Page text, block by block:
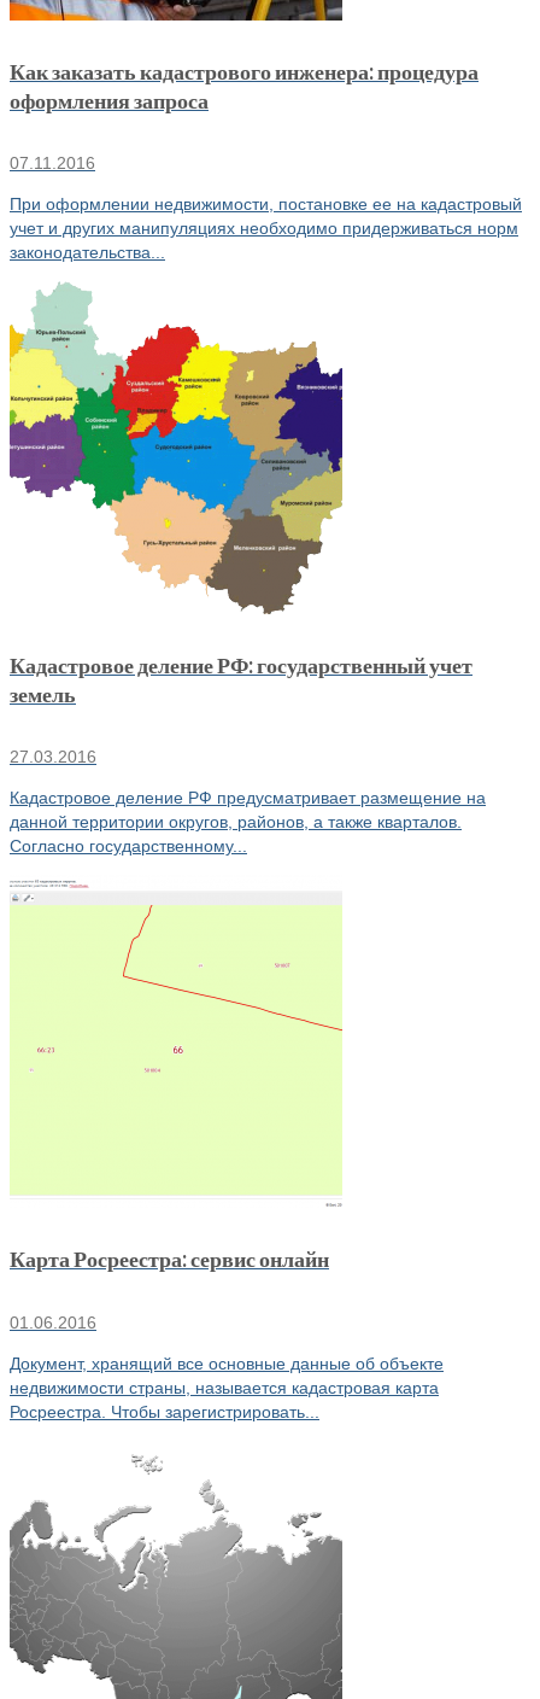
Как заказать кадастрового инженера: процедура
оформления запроса
07.11.2016
При оформлении недвижимости, постановке ее на кадастровый
учет и других манипуляциях необходимо придерживаться норм
законодательства...
Кадастровое деление РФ: государственный учет
земель
27.03.2016
Кадастровое деление РФ предусматривает размещение на
данной территории округов, районов, а также кварталов.
Согласно государственному...
Карта Росреестра: сервис онлайн
01.06.2016
Документ, хранящий все основные данные об объекте
недвижимости страны, называется кадастровая карта
Росреестра. Чтобы зарегистрировать...